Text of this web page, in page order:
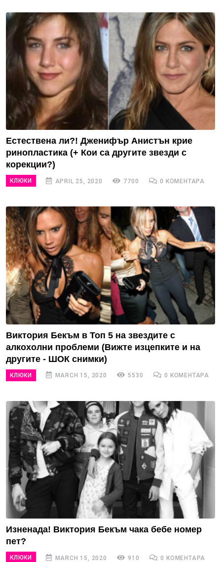
Естествена ли?! Дженифър Анистън крие
ринопластика (+ Кои са другите звезди с
корекции?)
КЛЮКИ APRIL 25, 2020 7700 0 КОМЕНТАРА
Виктория Бекъм в Топ 5 на звездите с
алкохолни проблеми (Вижте изцепките и на
другите - ШОК снимки)
КЛЮКИ MARCH 15, 2020 5530 0 КОМЕНТАРА
Изненада! Виктория Бекъм чака бебе номер
пет?
КЛЮКИ MARCH 15, 2020 910 0 КОМЕНТАРА